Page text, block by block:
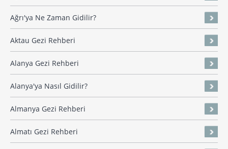
Ağrı'ya Ne Zaman Gidilir?
Aktau Gezi Rehberi
Alanya Gezi Rehberi
Alanya'ya Nasıl Gidilir?
Almanya Gezi Rehberi
Almatı Gezi Rehberi